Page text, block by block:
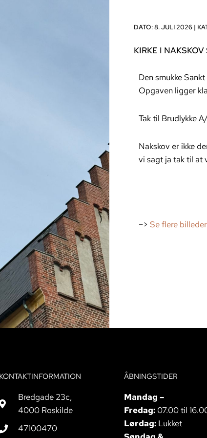
DATO: 8. JULI 2026 |
KIRKE I
Den smukke
Opgaven ligger
Tak til Brudlykke
Nakskov er ikke
vi sagt ja tak til at
–> Se flere
KONTAKTINFORMATION
Bredgade 23c,
4000 Roskilde
47100470
ÅBNINGSTIDER
Mandag –
Fredag: 07.00 til
Lørdag: Lukket